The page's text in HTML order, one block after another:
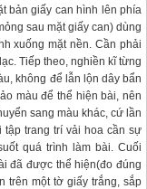
bản giấy can hình lên phía
sau mặt giấy can) dùng
xuống mặt nền. Cần phải
Tiếp theo, nghiền kĩ từng
không để lẫn lộn dây bẩn
màu để thể hiện bài, nên
sang màu khác, cứ lần
tập trang trí vải hoa cần sự
quá trình làm bài. Cuối
đã được thể hiện(đo đúng
trên một tờ giấy trắng, sắp